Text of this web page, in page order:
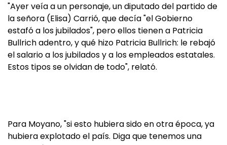
"Ayer veía a un personaje, un diputado del partido de
la señora (Elisa) Carrió, que decía "el Gobierno
estafó a los jubilados", pero ellos tienen a Patricia
Bullrich adentro, y qué hizo Patricia Bullrich: le rebajó
el salario a los jubilados y a los empleados estatales.
Estos tipos se olvidan de todo", relató.
Para Moyano, "si esto hubiera sido en otra época, ya
hubiera explotado el país. Diga que tenemos una